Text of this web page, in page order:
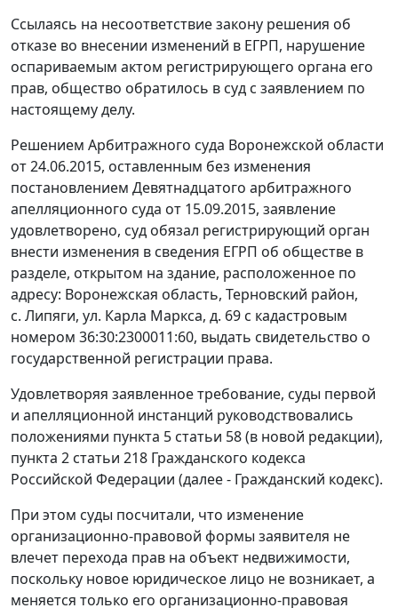
Ссылаясь на несоответствие закону решения об
отказе во внесении изменений в ЕГРП, нарушение
оспариваемым актом регистрирующего органа его
прав, общество обратилось в суд с заявлением по
настоящему делу.
Решением Арбитражного суда Воронежской области
от 24.06.2015, оставленным без изменения
постановлением Девятнадцатого арбитражного
апелляционного суда от 15.09.2015, заявление
удовлетворено, суд обязал регистрирующий орган
внести изменения в сведения ЕГРП об обществе в
разделе, открытом на здание, расположенное по
адресу: Воронежская область, Терновский район,
с. Липяги, ул. Карла Маркса, д. 69 с кадастровым
номером 36:30:2300011:60, выдать свидетельство о
государственной регистрации права.
Удовлетворяя заявленное требование, суды первой
и апелляционной инстанций руководствовались
положениями пункта 5 статьи 58 (в новой редакции),
пункта 2 статьи 218 Гражданского кодекса
Российской Федерации (далее - Гражданский кодекс).
При этом суды посчитали, что изменение
организационно-правовой формы заявителя не
влечет перехода прав на объект недвижимости,
поскольку новое юридическое лицо не возникает, а
меняется только его организационно-правовая